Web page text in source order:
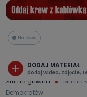
Na żywo
DODAJ MATERIAŁ
dodaj wideo, zdjęcie,
Strona główna
Milena
Demokratów